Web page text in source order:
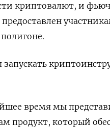
криптовалют, и
запускать
время мы
продукт, который